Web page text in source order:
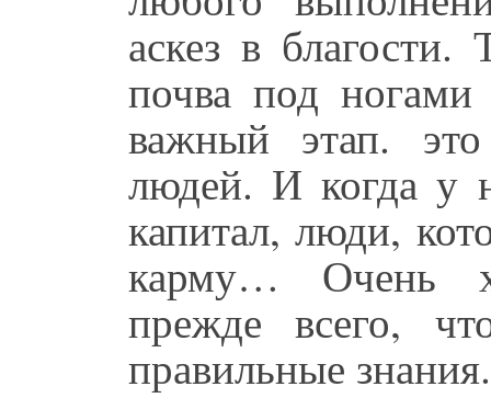
аскез в
почва под
важный этап.
людей. И когда у
капитал, люди,
карму… Очень
прежде всего,
правильные знания.